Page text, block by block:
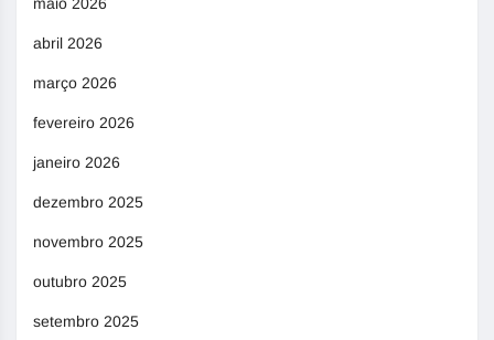
abril 2026
março 2026
fevereiro 2026
janeiro 2026
dezembro 2025
novembro 2025
outubro 2025
setembro 2025